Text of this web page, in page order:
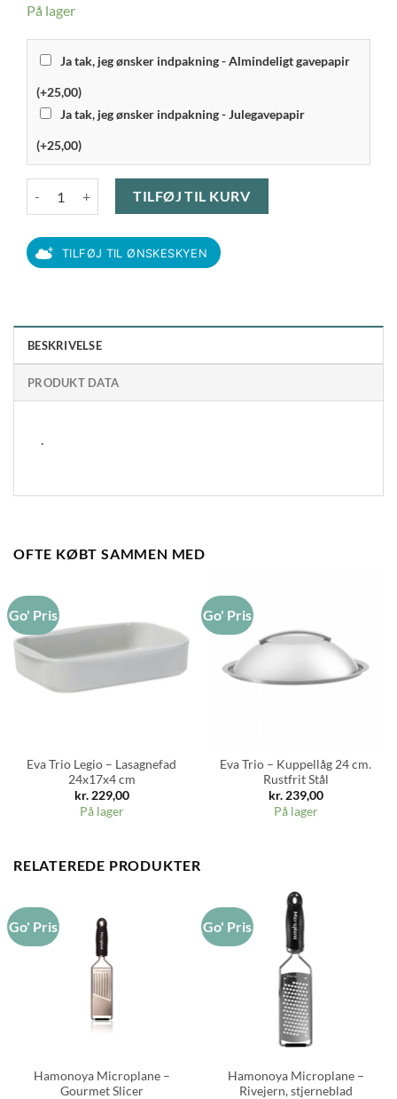
På lager
Ja tak, jeg ønsker indpakning - Almindeligt gavepapir
(+25,00)
Ja tak, jeg ønsker indpakning - Julegavepapir
(+25,00)
Hamonoya Microplane Gourmet - Rivejern, groft antal
TILFØJ TIL KURV
TILFØJ TIL ØNSKESKYEN
BESKRIVELSE
PRODUKT DATA
.
OFTE KØBT SAMMEN MED
Go' Pris
Eva Trio Legio – Lasagnefad
24x17x4 cm
kr.229,00
På lager
Go' Pris
Eva Trio – Kuppellåg 24 cm.
Rustfrit Stål
kr.239,00
På lager
RELATEREDE PRODUKTER
Go' Pris
Hamonoya Microplane –
Gourmet Slicer
Go' Pris
Hamonoya Microplane –
Rivejern, stjerneblad